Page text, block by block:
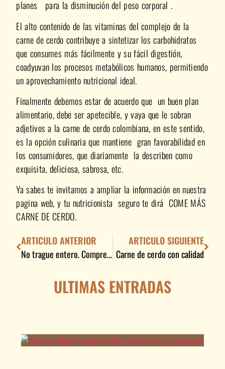
planes para la disminución del peso corporal .
El alto contenido de las vitaminas del complejo de la
carne de cerdo contribuye a sintetizar los carbohidratos
que consumes más fácilmente y su fácil digestión,
coadyuvan los procesos metabólicos humanos, permitiendo
un aprovechamiento nutricional ideal.
Finalmente debemos estar de acuerdo que un buen plan
alimentario, debe ser apetecible, y vaya que le sobran
adjetivos a la carne de cerdo colombiana, en este sentido,
es la opción culinaria que mantiene gran favorabilidad en
los consumidores, que diariamente la describen como
exquisita, deliciosa, sabrosa, etc.
Ya sabes te invitamos a ampliar la información en nuestra
pagina web, y tu nutricionista seguro te dirá COME MÁS
CARNE DE CERDO.
ARTICULO ANTERIOR
No trague entero. Compre carne con todas las de la Ley
ARTICULO SIGUIENTE
Carne de cerdo con calidad
ULTIMAS ENTRADAS